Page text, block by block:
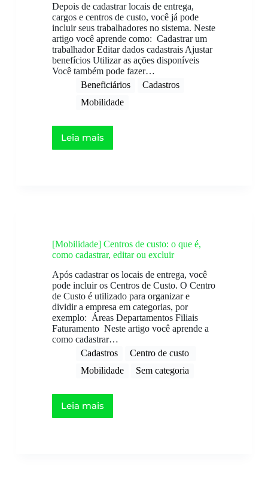
Depois de cadastrar locais de entrega,
cargos e centros de custo, você já pode
incluir seus trabalhadores no sistema. Neste
artigo você aprende como: Cadastrar um
trabalhador Editar dados cadastrais Ajustar
benefícios Utilizar as ações disponíveis
Você também pode fazer…
Beneficiários​
Cadastros
Mobilidade
Leia mais
[Mobilidade] Centros de custo: o que é,
como cadastrar, editar ou excluir
Após cadastrar os locais de entrega, você
pode incluir os Centros de Custo. O Centro
de Custo é utilizado para organizar e
dividir a empresa em categorias, por
exemplo: Áreas Departamentos Filiais
Faturamento Neste artigo você aprende a
como cadastrar…
Cadastros
Centro de custo ​
Mobilidade
Sem categoria
Leia mais